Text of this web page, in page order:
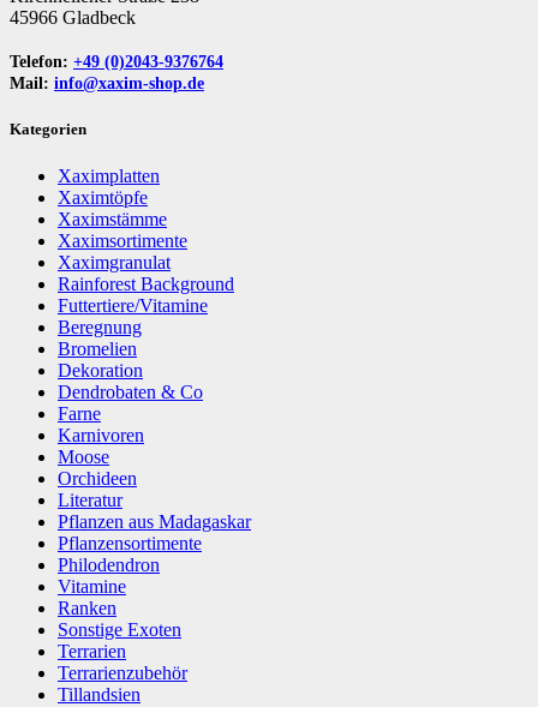
45966 Gladbeck
Telefon: +49 (0)2043-9376764
Mail: info@xaxim-shop.de
Kategorien
Xaximplatten
Xaximtöpfe
Xaximstämme
Xaximsortimente
Xaximgranulat
Rainforest Background
Futtertiere/Vitamine
Beregnung
Bromelien
Dekoration
Dendrobaten & Co
Farne
Karnivoren
Moose
Orchideen
Literatur
Pflanzen aus Madagaskar
Pflanzensortimente
Philodendron
Vitamine
Ranken
Sonstige Exoten
Terrarien
Terrarienzubehör
Tillandsien